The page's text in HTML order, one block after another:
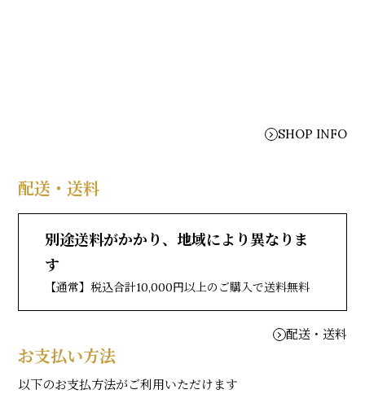
SHOP INFO
配送・送料
別途送料がかかり、地域により異なりま
す
【通常】税込合計10,000円以上のご購入で送料無料
配送・送料
お支払い方法
以下のお支払方法がご利用いただけます